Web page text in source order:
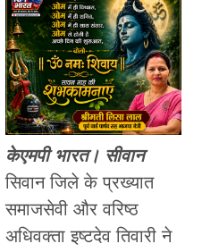
केएमपी भारत। सीवान
सिवान जिले के प्रख्यात
समाजसेवी और वरिष्ठ
अधिवक्ता इष्टदेव तिवारी ने